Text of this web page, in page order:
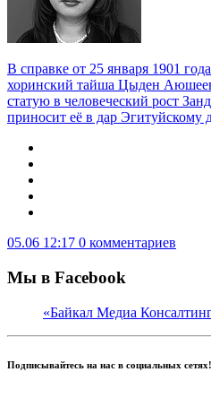
В справке от 25 января 1901
хоринский тайша Цыден
статую в человеческий рост
приносит её в дар Эгитуйскому
05.06 12:17 0 комментариев
Мы в Facebook
«Байкал Медиа
Подписывайтесь на нас в социальных сетях!